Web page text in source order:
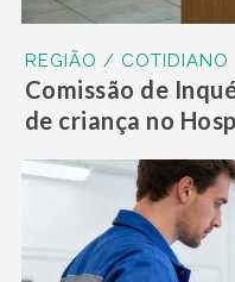
REGIÃO / COTIDIANO
Comissão de
de criança no